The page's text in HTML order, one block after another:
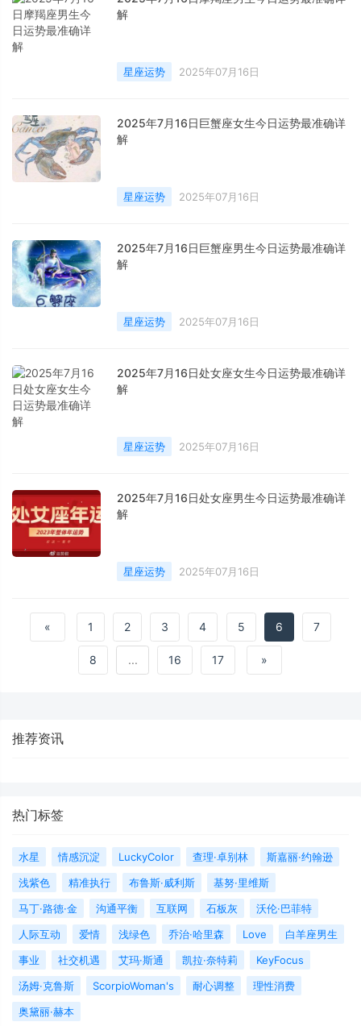
解
星座运势 2025年07月16日
2025年7月16日巨蟹座女生今日运势最准确详
解
星座运势 2025年07月16日
2025年7月16日巨蟹座男生今日运势最准确详
解
星座运势 2025年07月16日
2025年7月16日处女座女生今日运势最准确详
解
星座运势 2025年07月16日
2025年7月16日处女座男生今日运势最准确详
解
星座运势 2025年07月16日
« 1 2 3 4 5 6 7
8 ... 16 17 »
推荐资讯
热门标签
水星 情感沉淀 LuckyColor 查理·卓别林
斯嘉丽·约翰逊
浅紫色
精准执行 布鲁斯·威利斯
基努·里维斯
马丁·路德·金
沟通平衡 互联网 石板灰
沃伦·巴菲特
人际互动
爱情 浅绿色 乔治·哈里森 Love
白羊座男生
事业
社交机遇 艾玛·斯通 凯拉·奈特莉
KeyFocus
汤姆·克鲁斯
ScorpioWoman's 耐心调整
理性消费
奥黛丽·赫本